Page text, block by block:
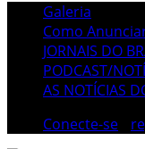
Galeria
Como
JORNAIS DO
PODCAST/
AS NOTÍCIAS
Conecte-se